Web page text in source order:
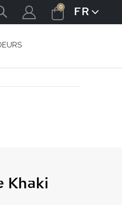
Cart
0articlesLANGUE
FR
Khaki